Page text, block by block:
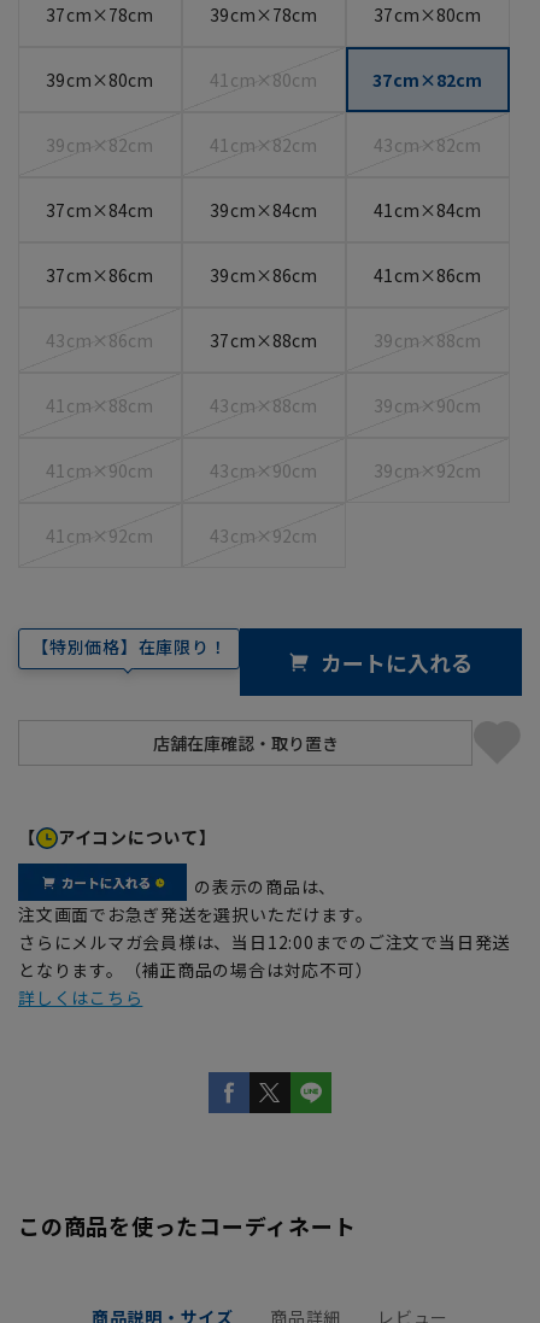
37cm×78cm 39cm×78cm 37cm×80cm
39cm×80cm 41cm×80cm 37cm×82cm
39cm×82cm 41cm×82cm 43cm×82cm
37cm×84cm 39cm×84cm 41cm×84cm
37cm×86cm 39cm×86cm 41cm×86cm
43cm×86cm 37cm×88cm 39cm×88cm
41cm×88cm 43cm×88cm 39cm×90cm
41cm×90cm 43cm×90cm 39cm×92cm
41cm×92cm 43cm×92cm
【特別価格】在庫限り！ カートに入れる
【 アイコンについて】
の表示の商品は、
注文画面でお急ぎ発送を選択いただけます。
さらにメルマガ会員様は、当日12:00までのご注文で当日発送
となります。（補正商品の場合は対応不可）
詳しくはこちら
この商品を使ったコーディネート
商品説明・サイズ 商品詳細 レビュー